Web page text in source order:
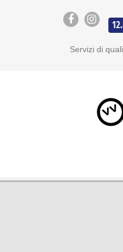
Servizi di